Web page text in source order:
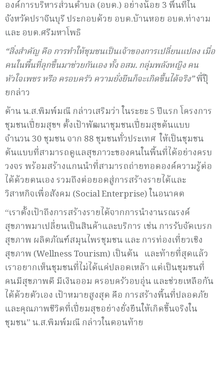
องค์การบริหารส่วนตำบล (อบต.) อย่างน้อย 3 พื้นที่ใน
จังหวัดปราจีนบุรี ประกอบด้วย อบต.บ้านหอย อบต.ท่างาม
และ อบต.ศรีมหาโพธิ
“สิ่งสำคัญ คือ การทำให้ชุมชนเป็นเจ้าของการเปลี่ยนแปลง เมื่อ
คนในพื้นที่ลุกขึ้นมาช่วยกันเอง ทั้ง อสม. กลุ่มพลังหญิง คน
หัวใจเพชร หรือ ครอบครัว ความยั่งยืนก็จะเกิดขึ้นได้จริง”พี่ปุ๊
ยกล่าว
ด้าน น.ส.พิมพ์มณี กล่าวเสริมว่า ในระยะ 5 ปีแรก โครงการ
ชุมชนเปี่ยมสุขฯ ตั้งเป้าพัฒนาชุมชนเปี่ยมสุขต้นแบบ
จำนวน 30 ชุมชน จาก 88 ชุมชนทั่วประเทศ ให้เป็นชุมชน
ต้นแบบที่สามารถดูแลสุขภาวะของคนในพื้นที่ได้อย่างครบ
วงจร พร้อมสร้างแกนนำที่สามารถถ่ายทอดองค์ความรู้ต่อ
ได้ด้วยตนเอง รวมถึงต่อยอดสู่การสร้างรายได้และ
วิสาหกิจเพื่อสังคม (Social Enterprise) ในอนาคต
“เราตั้งเป้าถึงการสร้างรายได้จากการนำงานรณรงค์
สุขภาพมาเปลี่ยนเป็นสินค้าและบริการ เช่น การรับจัดเบรก
สุขภาพ ผลิตภัณฑ์สมุนไพรชุมชน และ การท่องเที่ยวเชิง
สุขภาพ (Wellness Tourism) เป็นต้น และท้ายที่สุดแล้ว
เราอยากเห็นชุมชนที่ไม่ได้แค่ปลอดเหล้า แต่เป็นชุมชนที่
คนมีสุขภาพดี มีเงินออม ครอบครัวอบอุ่น และช่วยเหลือกัน
ได้ด้วยตัวเอง เป้าหมายสูงสุด คือ การสร้างพื้นที่ปลอดภัย
และคุณภาพชีวิตที่เปี่ยมสุขอย่างยั่งยืนให้เกิดขึ้นจริงใน
ชุมชน” น.ส.พิมพ์มณี กล่าวในตอนท้าย